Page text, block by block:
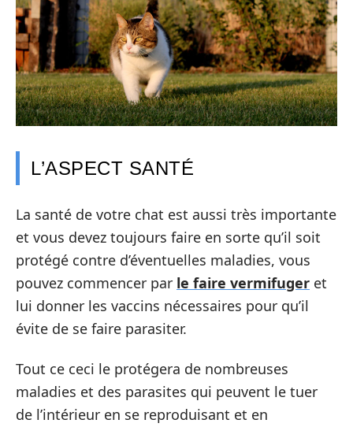
L’ASPECT SANTÉ
La santé de votre chat est aussi très importante
et vous devez toujours faire en sorte qu’il soit
protégé contre d’éventuelles maladies, vous
pouvez commencer par le faire vermifuger et
lui donner les vaccins nécessaires pour qu’il
évite de se faire parasiter.
Tout ce ceci le protégera de nombreuses
maladies et des parasites qui peuvent le tuer
de l’intérieur en se reproduisant et en